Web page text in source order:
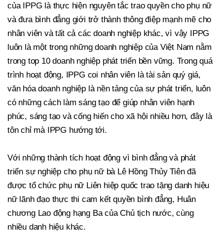
của IPPG là thực hiện nguyên tắc trao quyền cho phụ nữ
và đưa bình đẳng giới trở thành thông điệp mạnh mẽ cho
nhân viên và tất cả các doanh nghiệp khác, vì vậy IPPG
luôn là một trong những doanh nghiệp của Việt Nam nằm
trong top 10 doanh nghiệp phát triển bền vững. Trong quá
trình hoạt động, IPPG coi nhân viên là tài sản quý giá,
văn hóa doanh nghiệp là nền tảng của sự phát triển, luôn
có những cách làm sáng tạo để giúp nhân viên hạnh
phúc, sáng tạo và cống hiến cho xã hội nhiều hơn, đây là
tôn chỉ mà IPPG hướng tới.
Với những thành tích hoạt động vì bình đẳng và phát
triển sự nghiệp cho phụ nữ bà Lê Hồng Thủy Tiên đã
được tổ chức phụ nữ Liên hiệp quốc trao tặng danh hiệu
nữ lãnh đạo thực thi cam kết quyền bình đẳng, Huân
chương Lao động hạng Ba của Chủ tịch nước, cùng
nhiều danh hiệu khác.